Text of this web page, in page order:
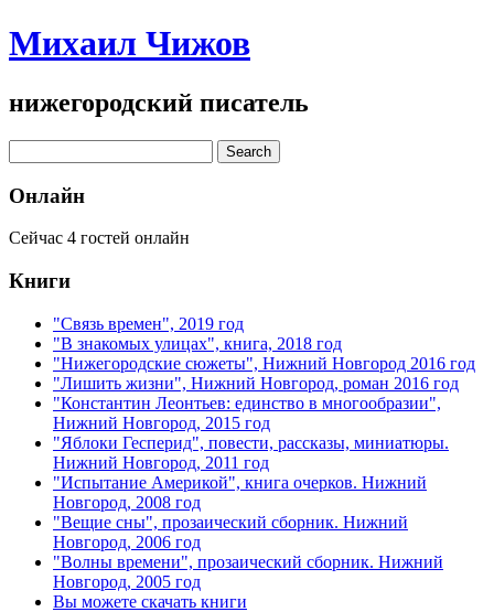
Михаил Чижов
нижегородский писатель
Онлайн
Сейчас 4 гостей онлайн
Книги
"Связь времен", 2019 год
"В знакомых улицах", книга, 2018 год
"Нижегородские сюжеты", Нижний Новгород 2016 год
"Лишить жизни", Нижний Новгород, роман 2016 год
"Константин Леонтьев: единство в многообразии",
Нижний Новгород, 2015 год
"Яблоки Гесперид", повести, рассказы, миниатюры.
Нижний Новгород, 2011 год
"Испытание Америкой", книга очерков. Нижний
Новгород, 2008 год
"Вещие сны", прозаический сборник. Нижний
Новгород, 2006 год
"Волны времени", прозаический сборник. Нижний
Новгород, 2005 год
Вы можете скачать книги